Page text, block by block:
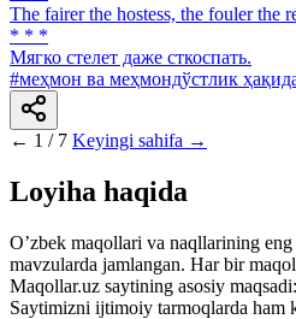
The fairer the hostess, the fouler the
* * *
Мягко стелет даже сткоспать.
#меҳмон ва меҳмондўстлик
← 1 / 7 Keyingi sahifa →
Loyiha haqida
Oʼzbek maqollari va naqllarining
mavzularda jamlangan. Har bir
Maqollar.uz saytining asosiy
Saytimizni ijtimoiy tarmoqlarda ham